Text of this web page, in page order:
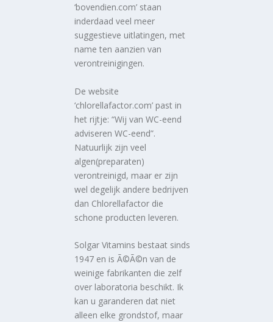
‘bovendien.com’ staan
inderdaad veel meer
suggestieve uitlatingen, met
name ten aanzien van
verontreinigingen.
De website
‘chlorellafactor.com’ past in
het rijtje: “Wij van WC-eend
adviseren WC-eend”.
Natuurlijk zijn veel
algen(preparaten)
verontreinigd, maar er zijn
wel degelijk andere bedrijven
dan Chlorellafactor die
schone producten leveren.
Solgar Vitamins bestaat sinds
1947 en is Ã©Ã©n van de
weinige fabrikanten die zelf
over laboratoria beschikt. Ik
kan u garanderen dat niet
alleen elke grondstof, maar